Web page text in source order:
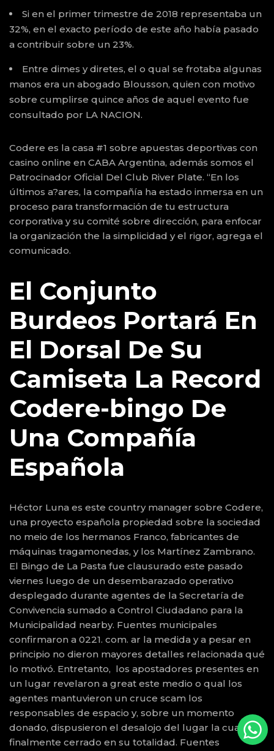
Si en el primer trimestre de 2018 representaba un
32%, en el exacto período de este año había pasado
a contribuir sobre un 23%.
Entre dimes y diretes, el o qual se frotaba algunas
manos era un abogado Blousson, quien con motivo
sobre cumplirse quince años de aquel evento fue
consultado por LA NACION.
Codere es la casa #1 sobre apuestas deportivas con
casino online en CABA Argentina, además somos el
Patrocinador Oficial Del Club River Plate. “En los
últimos a?ares, la compañía ha estado inmersa en un
proceso para transformación de tu estructura
corporativa y su comité sobre dirección, para enfocar
la organización the la simplicidad y el rigor, agrega el
comunicado.
El Conjunto
Burdeos Portará En
El Dorsal De Su
Camiseta La Record
Codere-bingo De
Una Compañía
Española
Héctor Luna es este country manager sobre Codere,
una proyecto española propiedad sobre la sociedad
no meio de los hermanos Franco, fabricantes de
máquinas tragamonedas, y los Martínez Zambrano.
El Bingo de La Pasta fue clausurado este pasado
viernes luego de un desembarazado operativo
desplegado durante agentes de la Secretaría de
Convivencia sumado a Control Ciudadano para la
Municipalidad nearby. Fuentes municipales
confirmaron a 0221. com. ar la medida y a pesar en
principio no dieron mayores detalles relacionada qué
lo motivó. Entretanto, los apostadores presentes en
un lugar revelaron a great este medio o qual los
agentes mantuvieron un cruce scam los
responsables de espacio y, sobre un momento
donado, dispusieron el desalojo del lugar la cual
finalmente cerrado en su totalidad. Fuentes